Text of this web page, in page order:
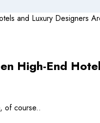
High-End
of course..